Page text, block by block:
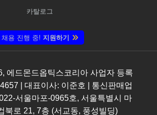
카탈로그
채용 진행 중! 지원하기
, 에드몬드옵틱스코리아 사업자 등록
| 대표이사: 이준호 | 통신판매업
서울마포-0965호, 서울특별시 마
북로 21, 7층 (서교동, 풍성빌딩)